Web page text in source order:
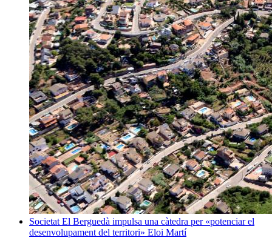
Societat El Berguedà impulsa una càtedra per «potenciar el
desenvolupament del territori» Eloi Martí